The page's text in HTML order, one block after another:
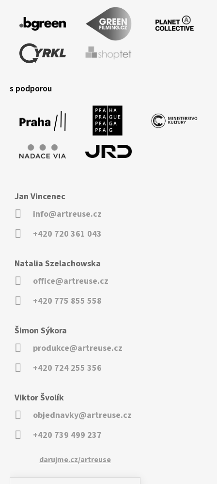
s podporou
Jan Vincenec
info@artreuse.cz
+420 720 361 043
Natalia Szelachowska
office@artreuse.cz
+420 775 855 558
Šimon Sýkora
produkce@artreuse.cz
+420 724 255 356
Viktor Švolík
objednavky@artreuse.cz
+420 739 499 237
darujme.cz/artreuse